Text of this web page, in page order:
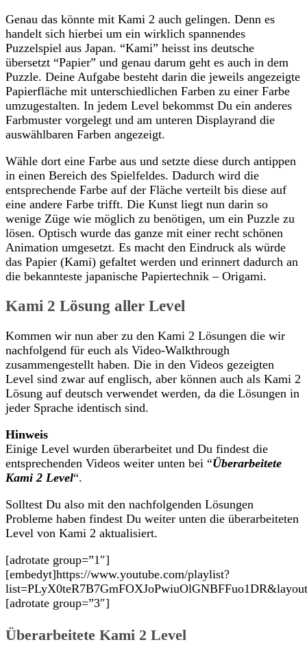
Genau das könnte mit Kami 2 auch gelingen. Denn es
handelt sich hierbei um ein wirklich spannendes
Puzzelspiel aus Japan. “Kami” heisst ins deutsche
übersetzt “Papier” und genau darum geht es auch in dem
Puzzle. Deine Aufgabe besteht darin die jeweils angezeigte
Papierfläche mit unterschiedlichen Farben zu einer Farbe
umzugestalten. In jedem Level bekommst Du ein anderes
Farbmuster vorgelegt und am unteren Displayrand die
auswählbaren Farben angezeigt.
Wähle dort eine Farbe aus und setzte diese durch antippen
in einen Bereich des Spielfeldes. Dadurch wird die
entsprechende Farbe auf der Fläche verteilt bis diese auf
eine andere Farbe trifft. Die Kunst liegt nun darin so
wenige Züge wie möglich zu benötigen, um ein Puzzle zu
lösen. Optisch wurde das ganze mit einer recht schönen
Animation umgesetzt. Es macht den Eindruck als würde
das Papier (Kami) gefaltet werden und erinnert dadurch an
die bekannteste japanische Papiertechnik – Origami.
Kami 2 Lösung aller Level
Kommen wir nun aber zu den Kami 2 Lösungen die wir
nachfolgend für euch als Video-Walkthrough
zusammengestellt haben. Die in den Videos gezeigten
Level sind zwar auf englisch, aber können auch als Kami 2
Lösung auf deutsch verwendet werden, da die Lösungen in
jeder Sprache identisch sind.
Hinweis
Einige Level wurden überarbeitet und Du findest die
entsprechenden Videos weiter unten bei “Überarbeitete
Kami 2 Level“.
Solltest Du also mit den nachfolgenden Lösungen
Probleme haben findest Du weiter unten die überarbeiteten
Level von Kami 2 aktualisiert.
[adrotate group=”1″]
[embedyt]https://www.youtube.com/playlist?
[adrotate group=”3″]
Überarbeitete Kami 2 Level